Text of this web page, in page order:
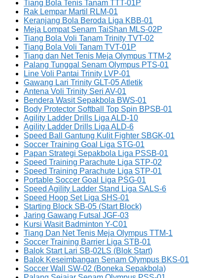
Tiang Bola Tenis Tanam TTT-01P
Rak Lempar Martil RLM-01
Keranjang Bola Beroda Liga KBB-01
Meja Lompat Senam TaiShan MLS-02P
Tiang Bola Voli Tanam Trinity TVT-02
Tiang Bola Voli Tanam TVT-01P
Tiang dan Net Tenis Meja Olympus TTM-2
Palang Tunggal Senam Olympus PTS-01
Line Voli Pantai Trinity LVP-01
Gawang Lari Trinity GLT-05 Atletik
Antena Voli Trinity Seri AV-01
Bendera Wasit Sepakbola BWS-01
Body Protector Softball Top Spin BPSB-01
Agility Ladder Drills Liga ALD-10
Agility Ladder Drills Liga ALD-6
Speed Ball Gantung Kulit Fighter SBGK-01
Soccer Training Goal Liga STG-01
Papan Strategi Sepakbola Liga PSSB-01
Speed Training Parachute Liga STP-02
Speed Training Parachute Liga STP-01
Portable Soccer Goal Liga PSG-01
Speed Agility Ladder Stand Liga SALS-6
Speed Hoop Set Liga SHS-01
Starting Block SB-05 (Start Block)
Jaring Gawang Futsal JGF-03
Kursi Wasit Badminton Y-C01
Tiang Dan Net Tenis Meja Olympus TTM-1
Soccer Training Barrier Liga STB-01
Balok Start Lari SB-02LS (Blok Start)
Balok Keseimbangan Senam Olympus BKS-01
Soccer Wall SW-02 (Boneka Sepakbola)